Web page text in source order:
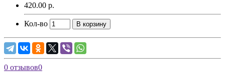
420.00 р.
Кол-во В корзину
0 отзывов0